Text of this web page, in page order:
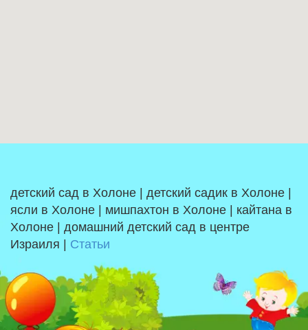
детский сад в Холоне | детский садик в Холоне |
ясли в Холоне | мишпахтон в Холоне | кайтана в
Холоне | домашний детский сад в центре
Израиля | Статьи